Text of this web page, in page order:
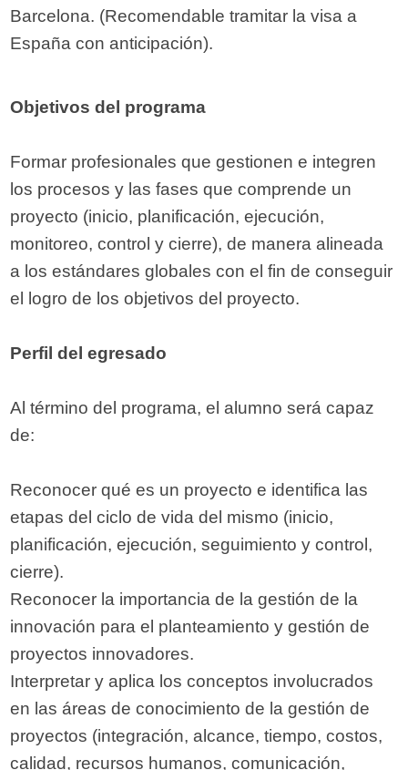
Barcelona. (Recomendable tramitar la visa a
España con anticipación).
Objetivos del programa
Formar profesionales que gestionen e integren
los procesos y las fases que comprende un
proyecto (inicio, planificación, ejecución,
monitoreo, control y cierre), de manera alineada
a los estándares globales con el fin de conseguir
el logro de los objetivos del proyecto.
Perfil del egresado
Al término del programa, el alumno será capaz
de:
Reconocer qué es un proyecto e identifica las
etapas del ciclo de vida del mismo (inicio,
planificación, ejecución, seguimiento y control,
cierre).
Reconocer la importancia de la gestión de la
innovación para el planteamiento y gestión de
proyectos innovadores.
Interpretar y aplica los conceptos involucrados
en las áreas de conocimiento de la gestión de
proyectos (integración, alcance, tiempo, costos,
calidad, recursos humanos, comunicación,